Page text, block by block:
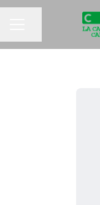
MENÚ DE EMPLEO
Compartir página